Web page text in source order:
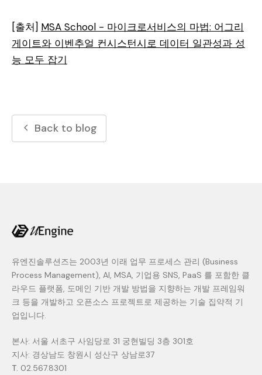
[출처] MSA School - 마이크로서비스의 마법: 어그리
게이트와 이벤추얼 컨시스턴시로 데이터 일관성과 성
능 모두 잡기
Back to blog
유엔진솔루션즈는 2003년 이래 업무 프로세스 관리 (Business
Process Management), AI, MSA, 기업용 SNS, PaaS 를 포함한 클
라우드 플랫폼, 도메인 기반 개발 방법을 지향하는 개발 프레임워
크 등을 개발하고 오픈소스 프로젝트로 제공하는 기술 집약적 기
업입니다.
본사: 서울 서초구 사임당로 31 궁현빌딩 3층 301호
지사: 경상남도 창원시 성산구 상남로37
T. 02.567.8301